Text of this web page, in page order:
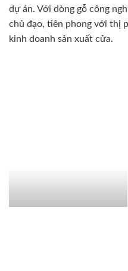
dự án. Với dòng gỗ công
chủ đạo, tiên phong với thị
kinh doanh sản xuất cửa.